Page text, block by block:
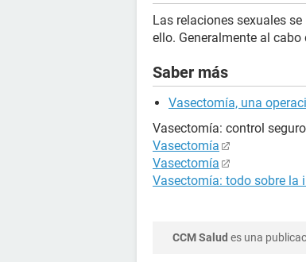
Las relaciones sexuales
ello. Generalmente al
Saber más
Vasectomía, una
Vasectomía: control
Vasectomía
Vasectomía
Vasectomía: todo sobre la
CCM Salud es una